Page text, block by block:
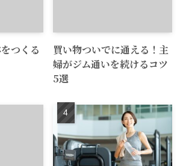
つくる
買い物ついでに通える！主
婦がジム通いを続けるコツ
5選